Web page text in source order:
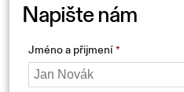
Napište nám
Jméno a přijmení